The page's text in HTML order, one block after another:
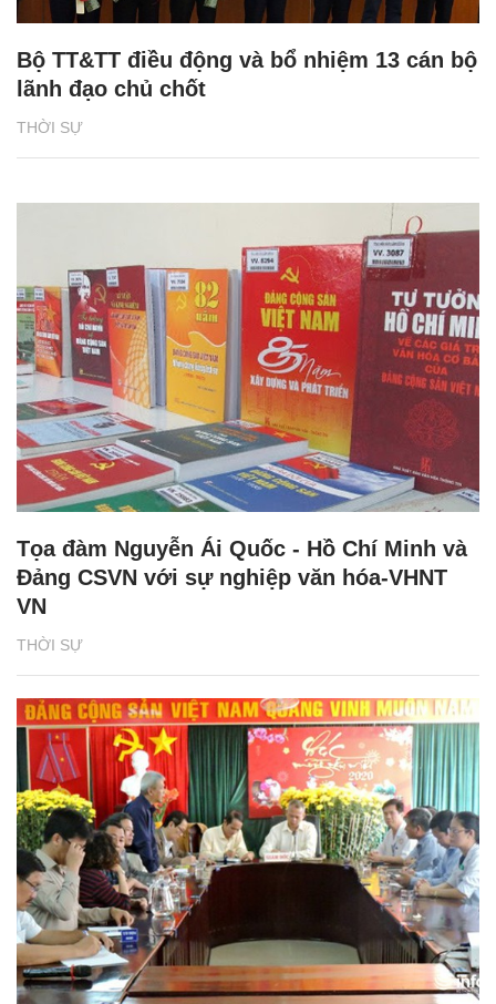
THỜI SỰ
Bộ TT&TT điều động và bổ nhiệm 13 cán bộ
lãnh đạo chủ chốt
THỜI SỰ
Tọa đàm Nguyễn Ái Quốc - Hồ Chí Minh và
Đảng CSVN với sự nghiệp văn hóa-VHNT
VN